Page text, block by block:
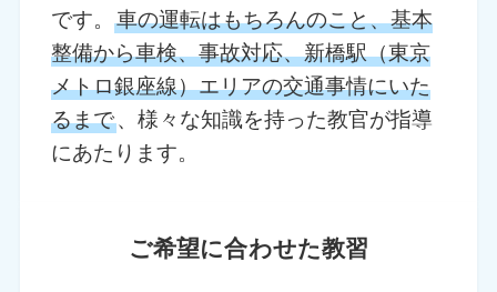
です。車の運転はもちろんのこと、基本
整備から車検、事故対応、新橋駅（東京
メトロ銀座線）エリアの交通事情にいた
るまで、様々な知識を持った教官が指導
にあたります。
ご希望に合わせた教習